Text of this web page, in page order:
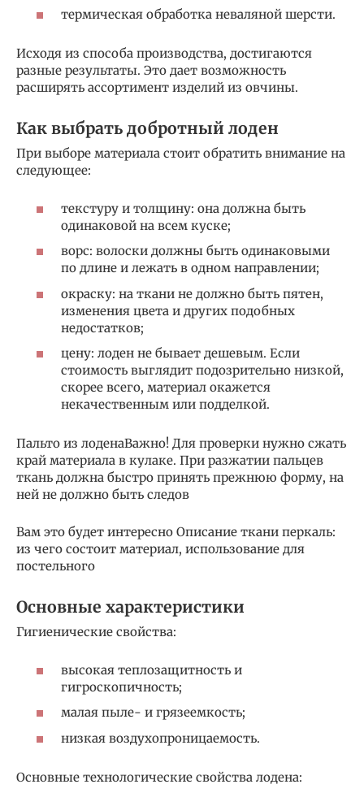
термическая обработка неваляной шерсти.
Исходя из способа производства, достигаются
разные результаты. Это дает возможность
расширять ассортимент изделий из овчины.
Как выбрать добротный лоден
При выборе материала стоит обратить внимание на
следующее:
текстуру и толщину: она должна быть
одинаковой на всем куске;
ворс: волоски должны быть одинаковыми
по длине и лежать в одном направлении;
окраску: на ткани не должно быть пятен,
изменения цвета и других подобных
недостатков;
цену: лоден не бывает дешевым. Если
стоимость выглядит подозрительно низкой,
скорее всего, материал окажется
некачественным или подделкой.
Пальто из лоденаВажно! Для проверки нужно сжать
край материала в кулаке. При разжатии пальцев
ткань должна быстро принять прежнюю форму, на
ней не должно быть следов
Вам это будет интересно Описание ткани перкаль:
из чего состоит материал, использование для
постельного
Основные характеристики
Гигиенические свойства:
высокая теплозащитность и
гигроскопичность;
малая пыле- и грязеемкость;
низкая воздухопроницаемость.
Основные технологические свойства лодена: